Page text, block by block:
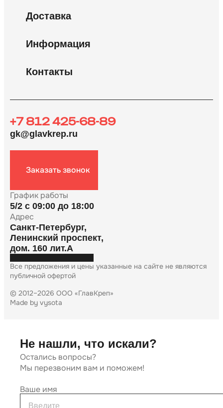
+7 812 425-68-89
gk@glavkrep.ru
Заказать звонок
График работы
5/2 с 09:00 до 18:00
Адрес
Санкт-Петербург,
Ленинский проспект,
дом. 160 лит.А
Все предложения и цены указанные на сайте не являются
публичной офертой
© 2012–2026 ООО «ГлавКреп»
Made by vysota
Доставка
Информация
Контакты
Не нашли, что искали?
Остались вопросы?
Мы перезвоним вам и поможем!
Ваше имя